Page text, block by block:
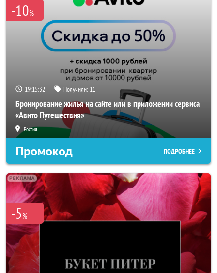
-10%
19:15:29 Получили: 11
Бронирование жилья на сайте или в приложении сервиса
«Авито Путешествия»
Россия
Промокод ПОДРОБНЕЕ
-5%